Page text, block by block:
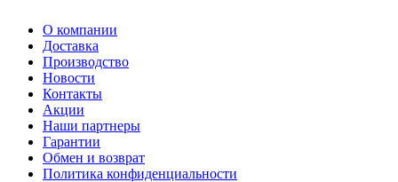
О компании
Доставка
Производство
Новости
Контакты
Акции
Наши партнеры
Гарантии
Обмен и возврат
Политика конфиденциальности